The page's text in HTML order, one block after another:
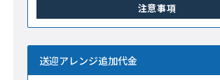
注意事項
送迎アレンジ追加代金